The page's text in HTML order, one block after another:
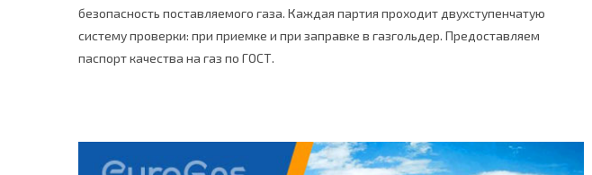
безопасность поставляемого газа. Каждая партия проходит двухступенчатую
систему проверки: при приемке и при заправке в газгольдер. Предоставляем
паспорт качества на газ по ГОСТ.